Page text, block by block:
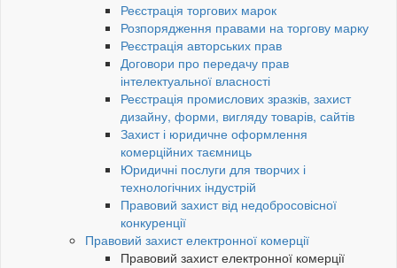
Реєстрація торгових марок
Розпорядження правами на торгову марку
Реєстрація авторських прав
Договори про передачу прав
інтелектуальної власності
Реєстрація промислових зразків, захист
дизайну, форми, вигляду товарів, сайтів
Захист і юридичне оформлення
комерційних таємниць
Юридичні послуги для творчих і
технологічних індустрій
Правовий захист від недобросовісної
конкуренції
Правовий захист електронної комерції
Правовий захист електронної комерції